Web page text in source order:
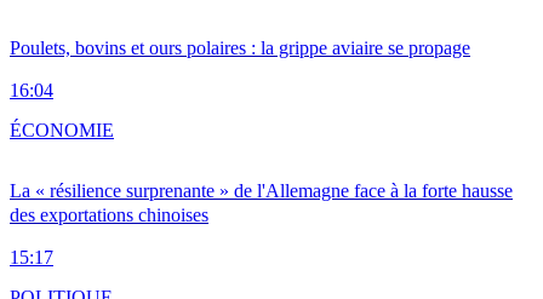
Poulets, bovins et ours polaires : la grippe aviaire se propage
16:04
La « résilience surprenante » de l'Allemagne face à la forte hausse
des exportations chinoises
15:17
ÉCONOMIE